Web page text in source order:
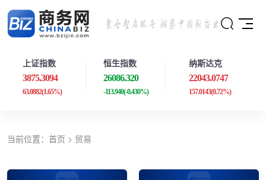
上证指数
3875.3094
63.0882(1.65%)
恒生指数
26086.320
-113.940(-0.430%)
纳斯达克
22043.0747
157.0143(0.72%)
当前位置： 首页 > 贸易